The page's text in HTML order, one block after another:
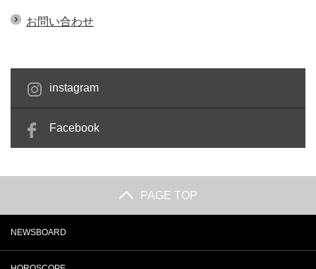
お問い合わせ
instagram
Facebook
PAGE TOP
NEWSBOARD